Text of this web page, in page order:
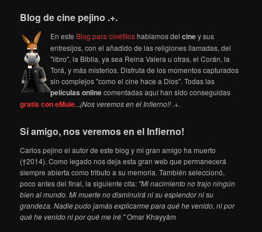
Blog de cine pejino .+.
En este Blog para cinéfiloshablamos delciney sus
entresijos, con el añadido de las religiones llamadas, del
"libro", la Biblia, ya sea Reina Valera u otras, el Corán, la
Torá, y más misterios. Disfruta de los momentos capturados
sin complejos "como el cine hace a Dios". Todas las
películas onlinecomentadas aquí han sido conseguidas
gratis con eMule...¡Nos veremos en el Infierno!! .+.
Sí amigo, nos veremos en el Infierno!
Carlos pejino el autor de este blog y mi gran amigo ha muerto
(†2014). Como legado nos deja esta gran web que permanecerá
siempre abierta como tributo a su memoria. También seleccionó,
poco antes del final, la siguiente cita: "Mi nacimiento no trajo ningún
bien al mundo. Mi muerte no disminuirá ni su esplendor ni su
grandeza. Nadie pudo jamás explicarme para qué he venido, ni por
qué he venido ni por qué me iré."Omar Khayyám